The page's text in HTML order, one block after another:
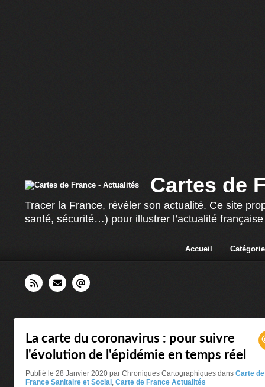
Cartes de
Tracer la France, révéler son actualité. Ce site
santé, sécurité…) pour illustrer l’actualité
Accueil
La carte du coronavirus : pour suivre
l'évolution de l'épidémie en temps réel
Publié le 28 Janvier 2020 par Chroniques Cartographiques dans Carte de
France Sanitaire et Social , Carte de France Actualités